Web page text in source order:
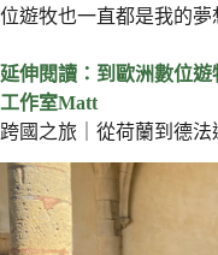
位遊牧也一直都是我的夢
延伸閱讀：到歐洲數位
工作室Matt
跨國之旅｜從荷蘭到德法